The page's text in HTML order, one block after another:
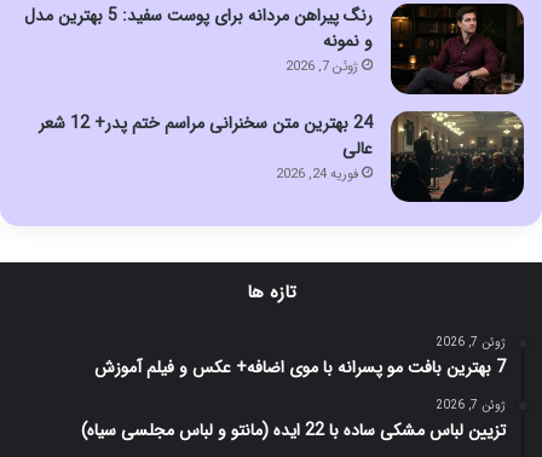
رنگ پیراهن مردانه برای پوست سفید: 5 بهترین مدل
و نمونه
ژوئن 7, 2026
24 بهترین متن سخنرانی مراسم ختم پدر+ 12 شعر
عالی
فوریه 24, 2026
تازه ها
ژوئن 7, 2026
7 بهترین بافت مو پسرانه با موی اضافه+ عکس و فیلم آموزش
ژوئن 7, 2026
تزیین لباس مشکی ساده با 22 ایده (مانتو و لباس مجلسی سیاه)